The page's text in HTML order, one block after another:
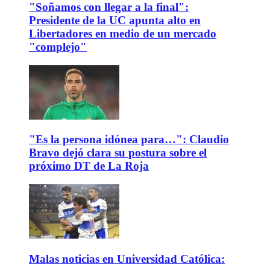
"Soñamos con llegar a la final":
Presidente de la UC apunta alto en
Libertadores en medio de un mercado
"complejo"
"Es la persona idónea para…": Claudio
Bravo dejó clara su postura sobre el
próximo DT de La Roja
Malas noticias en Universidad Católica: